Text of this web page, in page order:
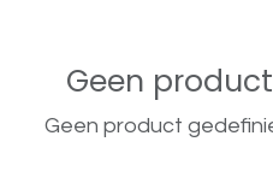
Geen
Geen product